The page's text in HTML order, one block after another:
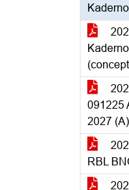
091225
2027 (A)
RBL